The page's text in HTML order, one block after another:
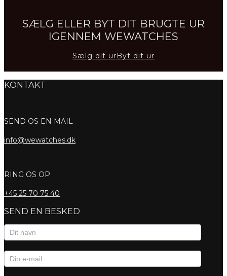
SÆLG ELLER BYT DIT BRUGTE UR
IGENNEM WEWATCHES
Sælg dit urByt dit ur
KONTAKT
SEND OS EN MAIL
info@wewatches.dk
RING OS OP
+45 25 70 75 40
SEND EN BESKED
Kontaktformular